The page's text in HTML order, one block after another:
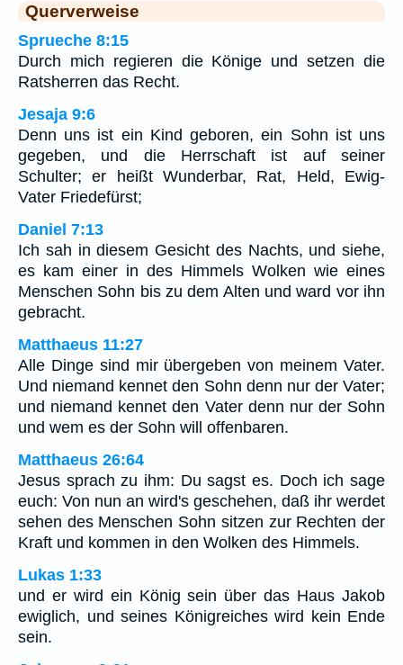
Querverweise
Sprueche 8:15
Durch mich regieren die Könige und setzen die
Ratsherren das Recht.
Jesaja 9:6
Denn uns ist ein Kind geboren, ein Sohn ist uns
gegeben, und die Herrschaft ist auf seiner
Schulter; er heißt Wunderbar, Rat, Held, Ewig-
Vater Friedefürst;
Daniel 7:13
Ich sah in diesem Gesicht des Nachts, und siehe,
es kam einer in des Himmels Wolken wie eines
Menschen Sohn bis zu dem Alten und ward vor ihn
gebracht.
Matthaeus 11:27
Alle Dinge sind mir übergeben von meinem Vater.
Und niemand kennet den Sohn denn nur der Vater;
und niemand kennet den Vater denn nur der Sohn
und wem es der Sohn will offenbaren.
Matthaeus 26:64
Jesus sprach zu ihm: Du sagst es. Doch ich sage
euch: Von nun an wird's geschehen, daß ihr werdet
sehen des Menschen Sohn sitzen zur Rechten der
Kraft und kommen in den Wolken des Himmels.
Lukas 1:33
und er wird ein König sein über das Haus Jakob
ewiglich, und seines Königreiches wird kein Ende
sein.